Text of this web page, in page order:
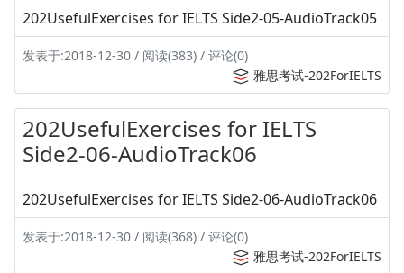
202UsefulExercises for IELTS Side2-05-AudioTrack05
发表于:2018-12-30 / 阅读(383) / 评论(0)
雅思考试-202ForIELTS
202UsefulExercises for IELTS
Side2-06-AudioTrack06
202UsefulExercises for IELTS Side2-06-AudioTrack06
发表于:2018-12-30 / 阅读(368) / 评论(0)
雅思考试-202ForIELTS